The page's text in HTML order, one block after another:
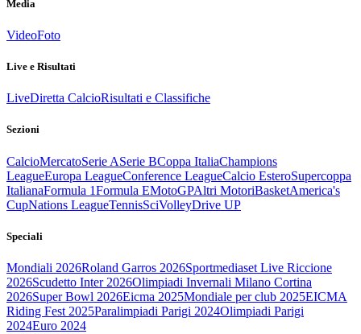
Media
VideoFoto
Live e Risultati
LiveDiretta CalcioRisultati e Classifiche
Sezioni
CalcioMercatoSerie ASerie BCoppa ItaliaChampions
LeagueEuropa LeagueConference LeagueCalcio EsteroSupercoppa
ItalianaFormula 1Formula EMotoGPAltri MotoriBasketAmerica's
CupNations LeagueTennisSciVolleyDrive UP
Speciali
Mondiali 2026Roland Garros 2026Sportmediaset Live Riccione
2026Scudetto Inter 2026Olimpiadi Invernali Milano Cortina
2026Super Bowl 2026Eicma 2025Mondiale per club 2025EICMA
Riding Fest 2025Paralimpiadi Parigi 2024Olimpiadi Parigi
2024Euro 2024